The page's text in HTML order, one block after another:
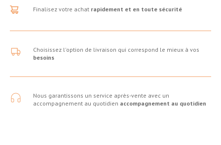
Finalisez votre achat rapidement et en toute sécurité
Choisissez l'option de livraison qui correspond le mieux à vos
besoins
Nous garantissons un service après-vente avec un
accompagnement au quotidien accompagnement au quotidien